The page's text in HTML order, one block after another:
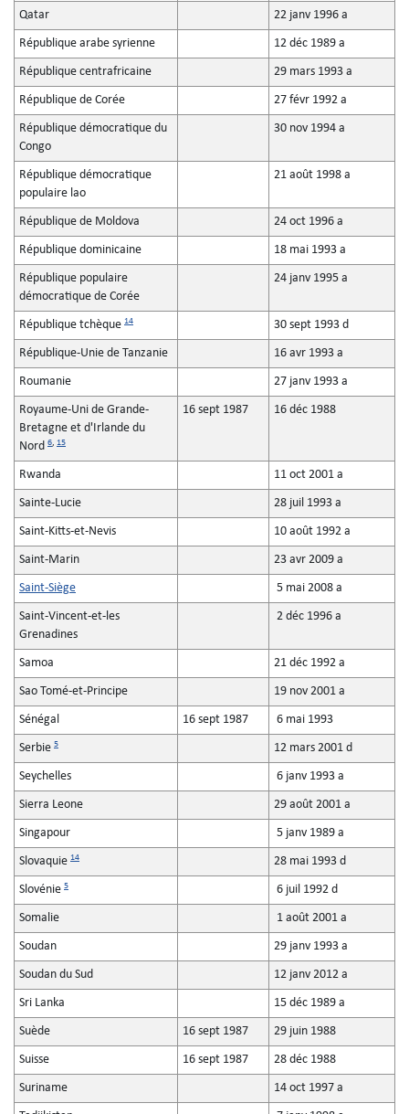
Qatar 22 janv 1996 a
République arabe syrienne 12 déc 1989 a
République centrafricaine 29 mars 1993 a
République de Corée 27 févr 1992 a
République démocratique du
Congo
30 nov 1994 a
République démocratique
populaire lao
21 août 1998 a
République de Moldova 24 oct 1996 a
République dominicaine 18 mai 1993 a
République populaire
démocratique de Corée
24 janv 1995 a
République tchèque 14 30 sept 1993 d
République-Unie de Tanzanie 16 avr 1993 a
Roumanie 27 janv 1993 a
Royaume-Uni de Grande-
Bretagne et d'Irlande du
Nord 6, 15
16 sept 1987 16 déc 1988
Rwanda 11 oct 2001 a
Sainte-Lucie 28 juil 1993 a
Saint-Kitts-et-Nevis 10 août 1992 a
Saint-Marin 23 avr 2009 a
Saint-Siège 5 mai 2008 a
Saint-Vincent-et-les
Grenadines
2 déc 1996 a
Samoa 21 déc 1992 a
Sao Tomé-et-Principe 19 nov 2001 a
Sénégal 16 sept 1987 6 mai 1993
Serbie 5 12 mars 2001 d
Seychelles 6 janv 1993 a
Sierra Leone 29 août 2001 a
Singapour 5 janv 1989 a
Slovaquie 14 28 mai 1993 d
Slovénie 5 6 juil 1992 d
Somalie 1 août 2001 a
Soudan 29 janv 1993 a
Soudan du Sud 12 janv 2012 a
Sri Lanka 15 déc 1989 a
Suède 16 sept 1987 29 juin 1988
Suisse 16 sept 1987 28 déc 1988
Suriname 14 oct 1997 a